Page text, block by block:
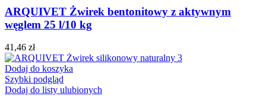
ARQUIVET Żwirek bentonitowy z aktywnym
węglem 25 l/10 kg
41,46 zł
Dodaj do koszyka
Szybki podgląd
Dodaj do listy ulubionych